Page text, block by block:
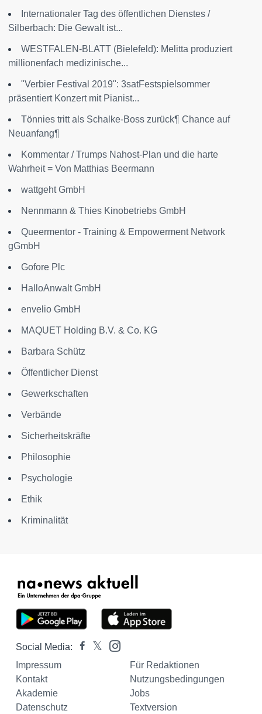
Internationaler Tag des öffentlichen Dienstes /
Silberbach: Die Gewalt ist...
WESTFALEN-BLATT (Bielefeld): Melitta produziert
millionenfach medizinische...
"Verbier Festival 2019": 3satFestspielsommer
präsentiert Konzert mit Pianist...
Tönnies tritt als Schalke-Boss zurück¶ Chance auf
Neuanfang¶
Kommentar / Trumps Nahost-Plan und die harte
Wahrheit = Von Matthias Beermann
wattgeht GmbH
Nennmann & Thies Kinobetriebs GmbH
Queermentor - Training & Empowerment Network
gGmbH
Gofore Plc
HalloAnwalt GmbH
envelio GmbH
MAQUET Holding B.V. & Co. KG
Barbara Schütz
Öffentlicher Dienst
Gewerkschaften
Verbände
Sicherheitskräfte
Philosophie
Psychologie
Ethik
Kriminalität
Social Media:
Impressum
Für Redaktionen
Kontakt
Nutzungsbedingungen
Akademie
Jobs
Datenschutz
Textversion